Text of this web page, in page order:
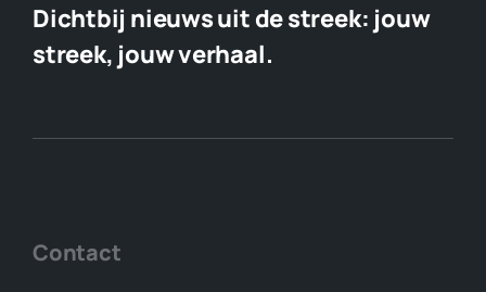
Dichtbij nieuws uit de streek: jouw
streek, jouw verhaal.
Contact